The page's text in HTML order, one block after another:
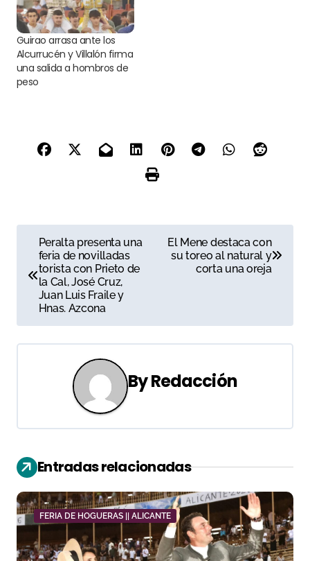
Guirao arrasa ante los
Alcurrucén y Villalón firma
una salida a hombros de
peso
a
e
g
i
ó
n
d
e
Peralta presenta una
feria de novilladas
torista con Prieto de
la Cal, José Cruz,
Juan Luis Fraile y
Hnas. Azcona
El Mene destaca con
su toreo al natural y
corta una oreja
ByRedacción
Entradas relacionadas
FERIA DE HOGUERAS || ALICANTE